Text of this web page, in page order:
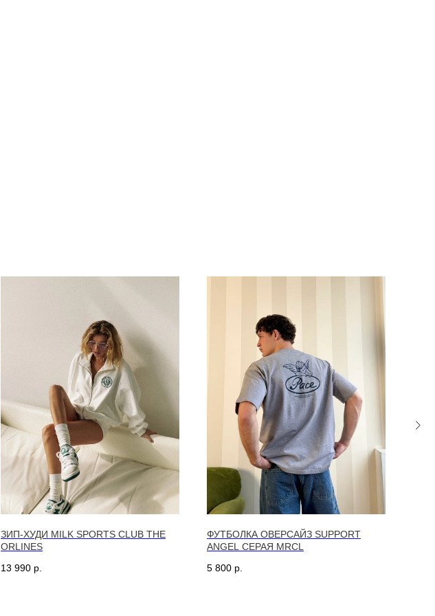
ЗИП-ХУДИ MILK SPORTS CLUB THE
ORLINES
13 990 р.
ФУТБОЛКА ОВЕРСАЙЗ SUPPORT
ANGEL СЕРАЯ MRCL
5 800 р.